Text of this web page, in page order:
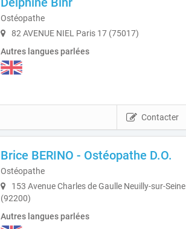
Ostéopathe
82 AVENUE NIEL Paris 17 (75017)
Autres langues parlées
Contacter
Brice BERINO - Ostéopathe D.O.
Ostéopathe
153 Avenue Charles de Gaulle Neuilly-sur-Seine
(92200)
Autres langues parlées